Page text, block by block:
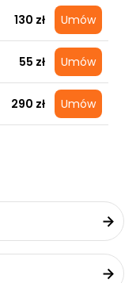
130 zł Umów
55 zł Umów
290 zł Umów